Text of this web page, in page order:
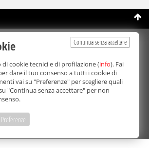
©Copyright 2003-2026
Srl
o parziale di tutti i contenuti, in qualunque
su qualsiasi supporto è proibita.
giornalistica registrata. Autorizzazione del
di Palermo n° 32 del 21/10/2003
responsabile:Fabio Ricotta
Privacy e Cookie Policy
Continua senza accettare
cookie tecnici e di profilazione (info). Fai
dare il tuo consenso a tutti i cookie di
vai su "Preferenze" per scegliere quali
"Continua senza accettare" per non
Preferenze